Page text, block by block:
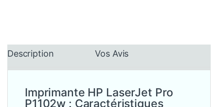
Description Vos Avis
Imprimante HP LaserJet Pro
P1102w : Caractéristiques